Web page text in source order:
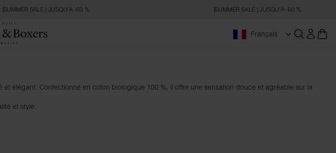
SUMMER SALE | JUSQU’À -60 % SUMMER SALE | JUSQU’À -60 %
Français
élégant. Confectionné en coton biologique 100 %, il offre une sensation douce et agréable sur la
et style.